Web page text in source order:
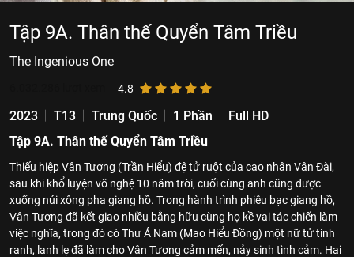
Tập 9A. Thân thế Quyển Tâm Triều
The Ingenious One
4.8
2023 T13 Trung Quốc 1 Phần
Full HD
Tập 9A. Thân thế Quyển Tâm Triều
Thiếu hiệp Vân Tương (Trần Hiểu) đệ tử ruột của cao nhân Vân Đài,
sau khi khổ luyện võ nghệ 10 năm trời, cuối cùng anh cũng được
xuống núi xông pha giang hồ. Trong hành trình phiêu bạc giang hồ,
Vân Tương đã kết giao nhiều bằng hữu cùng họ kề vai tác chiến làm
việc nghĩa, trong đó có Thư Á Nam (Mao Hiểu Đồng) một nữ tử tinh
ranh, lanh lẹ đã làm cho Vân Tương cảm mến, nảy sinh tình cảm. Hai